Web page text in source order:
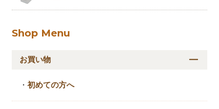
Shop Menu
お買い物
・初めての方へ